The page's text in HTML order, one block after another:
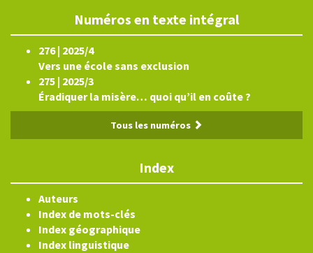
Numéros en texte intégral
276 | 2025/4
Vers une école sans exclusion
275 | 2025/3
Éradiquer la misère… quoi qu’il en coûte ?
Tous les numéros
Index
Auteurs
Index de mots-clés
Index géographique
Index linguistique